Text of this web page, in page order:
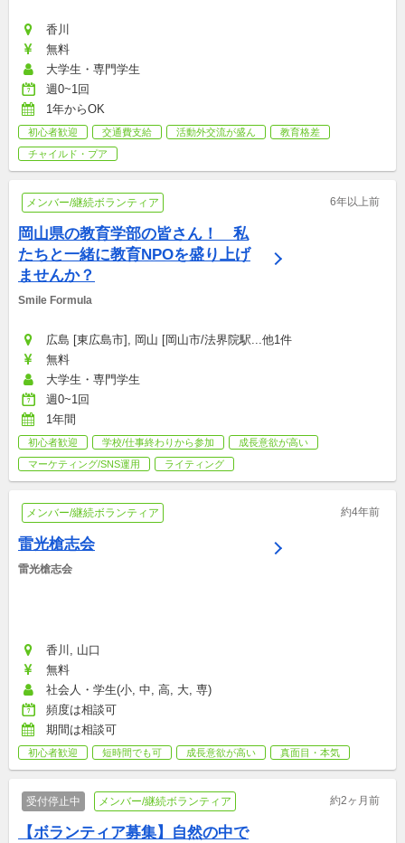
香川
無料
大学生・専門学生
週0~1回
1年からOK
初心者歓迎 交通費支給 活動外交流が盛ん
教育格差
チャイルド・プア
メンバー/継続ボランティア 6年以上前
岡山県の教育学部の皆さん！　私
たちと一緒に教育NPOを盛り上げ
ませんか？
Smile Formula
広島 [東広島市], 岡山 [岡山市/法界院駅...他1件
無料
大学生・専門学生
週0~1回
1年間
初心者歓迎 学校/仕事終わりから参加
成長意欲が高い
マーケティング/SNS運用
ライティング
メンバー/継続ボランティア 約4年前
雷光槍志会
雷光槍志会
香川, 山口
無料
社会人・学生(小, 中, 高, 大, 専)
頻度は相談可
期間は相談可
初心者歓迎 短時間でも可 成長意欲が高い 真面目・本気
受付停止中 メンバー/継続ボランティア 約2ヶ月前
【ボランティア募集】自然の中で